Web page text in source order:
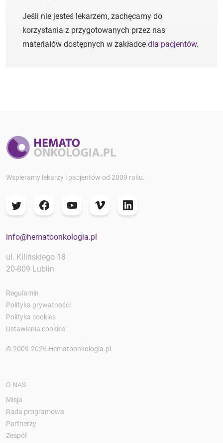
Jeśli nie jesteś lekarzem, zachęcamy do
korzystania z przygotowanych przez nas
materiałów dostępnych w zakładce dla pacjentów.
Wspieramy lekarzy i pacjentów od 2009 roku.
info@hematoonkologia.pl
ul. Kilińskiego 18
20-809 Lublin
Regulamin
Polityka prywatności
Polityka cookies
Ustawienia cookies
© 2009-2026 Hematoonkologia.pl
O NAS
Misja
Rada programowa
Partnerzy
Zespół